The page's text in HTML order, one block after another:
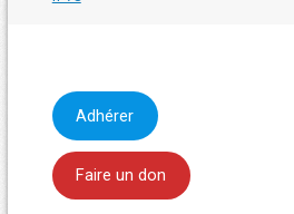
les
Adhérer
Faire un don